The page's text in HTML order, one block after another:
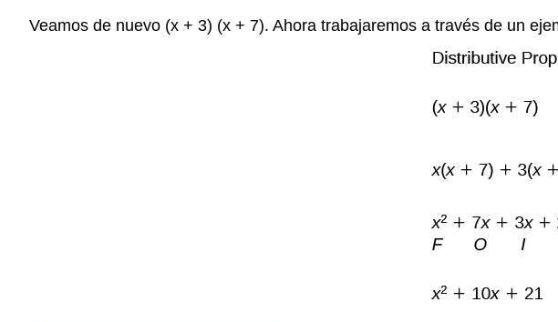
Veamos de nuevo (x + 3) (x + 7). Ahora trabajaremos a través de un